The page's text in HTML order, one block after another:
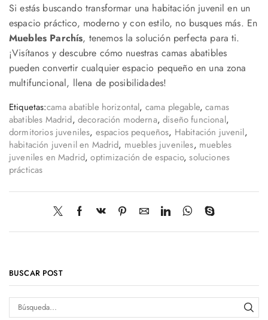
Si estás buscando transformar una habitación juvenil en un
espacio práctico, moderno y con estilo, no busques más. En
Muebles Parchís, tenemos la solución perfecta para ti.
¡Visítanos y descubre cómo nuestras camas abatibles
pueden convertir cualquier espacio pequeño en una zona
multifuncional, llena de posibilidades!
Etiquetas:cama abatible horizontal, cama plegable,camas
abatibles Madrid, decoración moderna,diseño funcional,
dormitorios juveniles, espacios pequeños, Habitación juvenil,
habitación juvenil en Madrid, muebles juveniles, muebles
juveniles en Madrid,optimización de espacio,soluciones
prácticas
BUSCAR POST